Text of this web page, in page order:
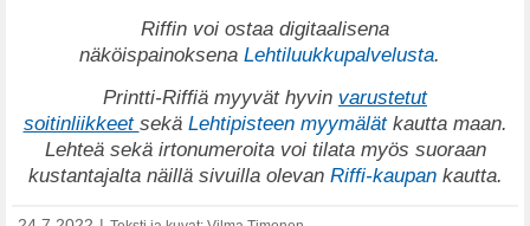
Riffin voi ostaa digitaalisena
näköispainoksena Lehtiluukkupalvelusta.
Printti-Riffiä myyvät hyvin varustetut
soitinliikkeet sekä Lehtipisteen myymälätkautta maan.
Lehteä sekä irtonumeroita voi tilata myös suoraan
kustantajalta näillä sivuilla olevan Riffi-kaupankautta.